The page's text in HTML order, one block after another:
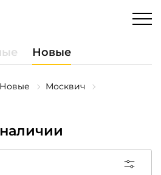
Новые
Новые
Москвич